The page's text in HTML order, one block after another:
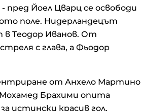
Йоел Цварц се освободи
поле. Нидерландецът
в Теодор Иванов. От
с глава, а Фьодор
от Анхело Мартино
Брахими опита
истински красив гол.
Ръстът на китайския износ през
юли надмина очакванията,
подкрепен от AI бума